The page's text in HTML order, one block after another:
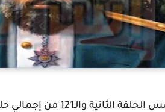
عبد الحميد الثاني